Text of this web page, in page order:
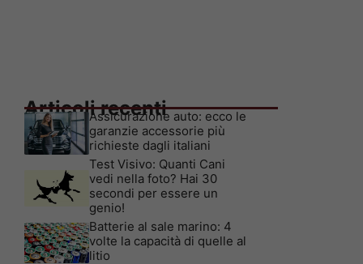
Articoli recenti
Assicurazione auto: ecco le
garanzie accessorie più
richieste dagli italiani
Test Visivo: Quanti Cani
vedi nella foto? Hai 30
secondi per essere un
genio!
Batterie al sale marino: 4
volte la capacità di quelle al
litio